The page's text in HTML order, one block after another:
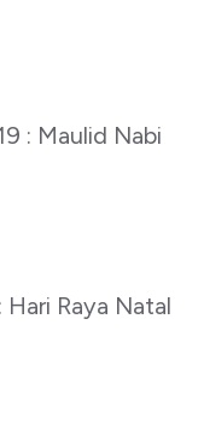
: Maulid Nabi
Raya Natal